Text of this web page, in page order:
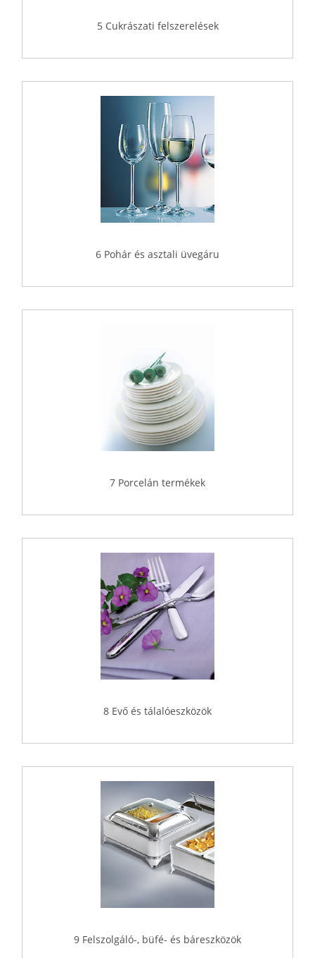
5 Cukrászati felszerelések
6 Pohár és asztali üvegáru
7 Porcelán termékek
8 Evő és tálalóeszközök
9 Felszolgáló-, büfé- és báreszközök